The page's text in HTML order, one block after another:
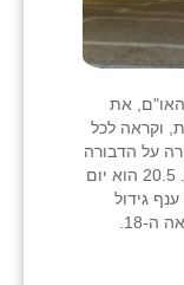
את
וקראה לכל
על הדבורה
מפני היכחדות, ותרומתה לפיתוח בר-קיימא. 20.5 הוא יום
גידול
ה-18.